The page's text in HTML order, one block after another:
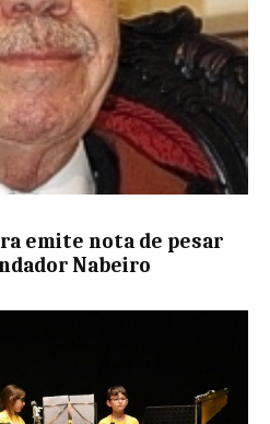
emite nota de pesar
Nabeiro